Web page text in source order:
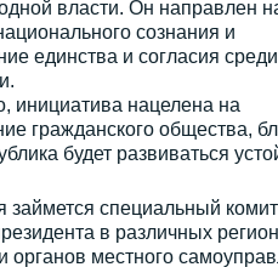
власти. Он направлен
сознания и
единства и согласия
инициатива нацелена на
гражданского общества,
будет развиваться
специальный
в различных
органов местного